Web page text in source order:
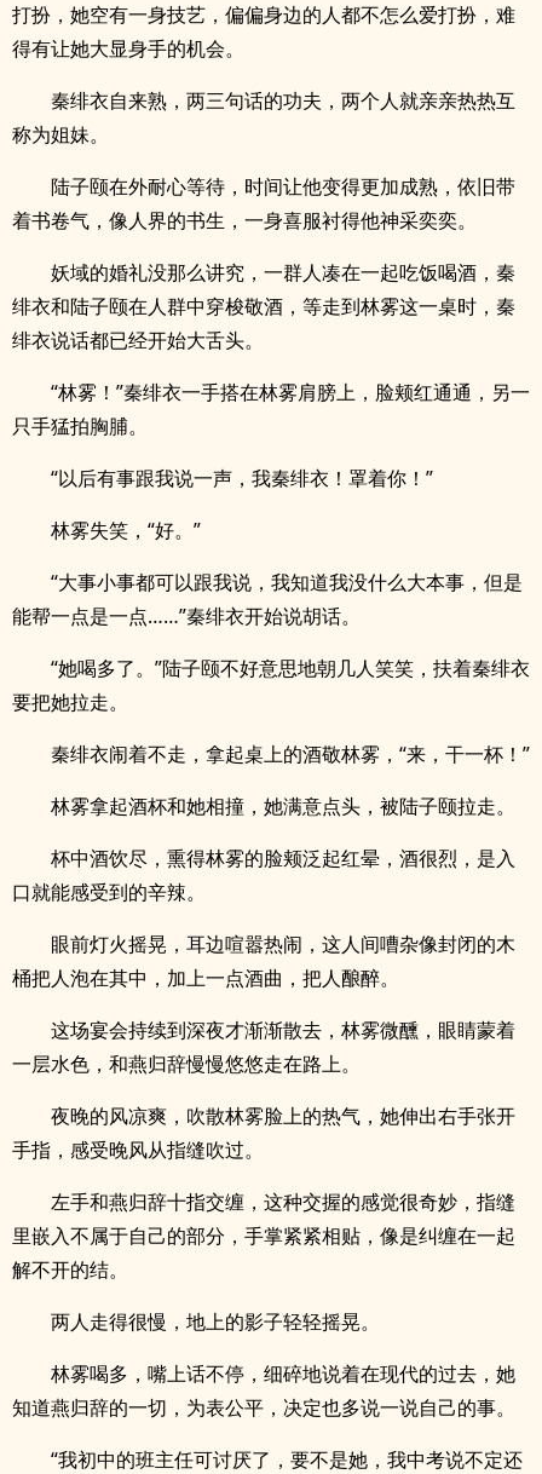
打扮，她空有一身技艺，偏偏身边的人都不怎么爱打扮，难
得有让她大显身手的机会。
秦绯衣自来熟，两三句话的功夫，两个人就亲亲热热互
称为姐妹。
陆子颐在外耐心等待，时间让他变得更加成熟，依旧带
着书卷气，像人界的书生，一身喜服衬得他神采奕奕。
妖域的婚礼没那么讲究，一群人凑在一起吃饭喝酒，秦
绯衣和陆子颐在人群中穿梭敬酒，等走到林雾这一桌时，秦
绯衣说话都已经开始大舌头。
“林雾！”秦绯衣一手搭在林雾肩膀上，脸颊红通通，另一
只手猛拍胸脯。
“以后有事跟我说一声，我秦绯衣！罩着你！”
林雾失笑，“好。”
“大事小事都可以跟我说，我知道我没什么大本事，但是
能帮一点是一点……”秦绯衣开始说胡话。
“她喝多了。”陆子颐不好意思地朝几人笑笑，扶着秦绯衣
要把她拉走。
秦绯衣闹着不走，拿起桌上的酒敬林雾，“来，干一杯！”
林雾拿起酒杯和她相撞，她满意点头，被陆子颐拉走。
杯中酒饮尽，熏得林雾的脸颊泛起红晕，酒很烈，是入
口就能感受到的辛辣。
眼前灯火摇晃，耳边喧嚣热闹，这人间嘈杂像封闭的木
桶把人泡在其中，加上一点酒曲，把人酿醉。
这场宴会持续到深夜才渐渐散去，林雾微醺，眼睛蒙着
一层水色，和燕归辞慢慢悠悠走在路上。
夜晚的风凉爽，吹散林雾脸上的热气，她伸出右手张开
手指，感受晚风从指缝吹过。
左手和燕归辞十指交缠，这种交握的感觉很奇妙，指缝
里嵌入不属于自己的部分，手掌紧紧相贴，像是纠缠在一起
解不开的结。
两人走得很慢，地上的影子轻轻摇晃。
林雾喝多，嘴上话不停，细碎地说着在现代的过去，她
知道燕归辞的一切，为表公平，决定也多说一说自己的事。
“我初中的班主任可讨厌了，要不是她，我中考说不定还